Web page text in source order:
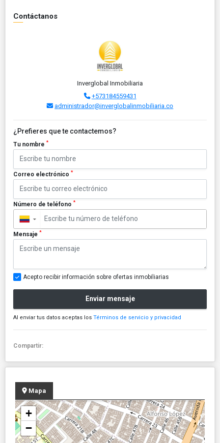
Contáctanos
Inverglobal Inmobiliaria
+573184559431
administrador@inverglobalinmobiliaria.co
¿Prefieres que te contactemos?
Tu nombre *
Correo electrónico *
Número de teléfono *
▼
Mensaje *
Acepto recibir información sobre ofertas inmobiliarias
Enviar mensaje
Al enviar tus datos aceptas los Términos de servicio y privacidad
Compartir:
Mapa
+
−